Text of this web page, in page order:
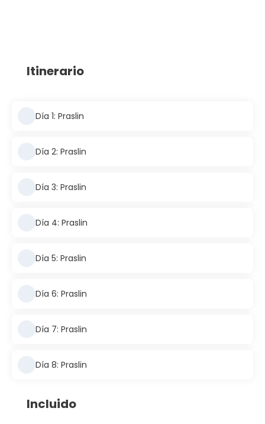
Itinerario
Día 1: Praslin
Día 2: Praslin
Día 3: Praslin
Día 4: Praslin
Día 5: Praslin
Día 6: Praslin
Día 7: Praslin
Día 8: Praslin
Incluido